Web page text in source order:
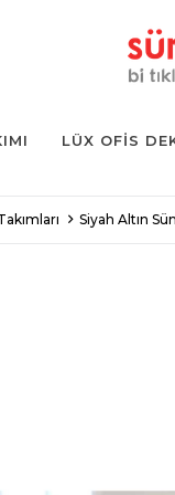
LÜX OFIS
Siyah Altın